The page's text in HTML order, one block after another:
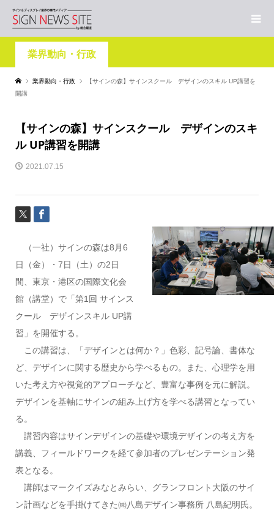
業界動向・行政
業界動向・行政
【サインの森】サインスクール デザインのスキル UP講習を
開講
【サインの森】サインスクール デザインのスキ
ル UP講習を開講
2021.07.15
（一社）サインの森は8月6
日（金）・7日（土）の2日
間、東京・港区の国際文化会
館（講堂）で「第1回 サインス
クール デザインスキル UP講
習」を開催する。
この講習は、「デザインとは何か？」色彩、記号論、書体な
ど、デザインに関する歴史から学べるもの。また、心理学を用
いた考え方や視覚的アプローチなど、豊富な事例を元に解説。
デザインを基軸にサインの組み上げ方を学べる講習となってい
る。
講習内容はサインデザインの基礎や環境デザインの考え方を
講義、フィールドワークを経て参加者のプレゼンテーション発
表となる。
講師はマークイズみなとみらい、グランフロント大阪のサイ
ン計画などを手掛けてきた㈱八島デザイン事務所 八島紀明氏。